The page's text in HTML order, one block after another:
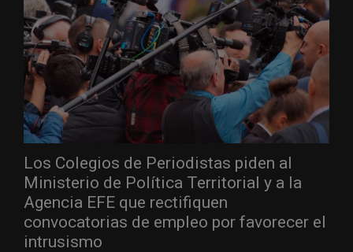
Los Colegios de Periodistas piden al
Ministerio de Política Territorial y a la
Agencia EFE que rectifiquen
convocatorias de empleo por favorecer el
intrusismo